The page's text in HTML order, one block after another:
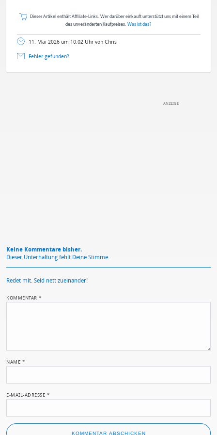
Dieser Artikel enthält Affiliate-Links. Wer darüber einkauft unterstützt uns mit einem Teil
des unveränderten Kaufpreises. Was ist das?
11. Mai 2026 um 10:02 Uhr von Chris
Fehler gefunden?
Keine Kommentare bisher.
Dieser Unterhaltung fehlt Deine Stimme.
Redet mit. Seid nett zueinander!
KOMMENTAR*
NAME *
E-MAIL-ADRESSE *